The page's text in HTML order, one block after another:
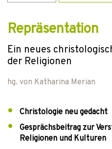
Repräsentation
Ein neues
der Religionen
hg. von Katharina Merian
Christologie neu gedacht
Gesprächsbeitrag zur
Religionen und Kulturen